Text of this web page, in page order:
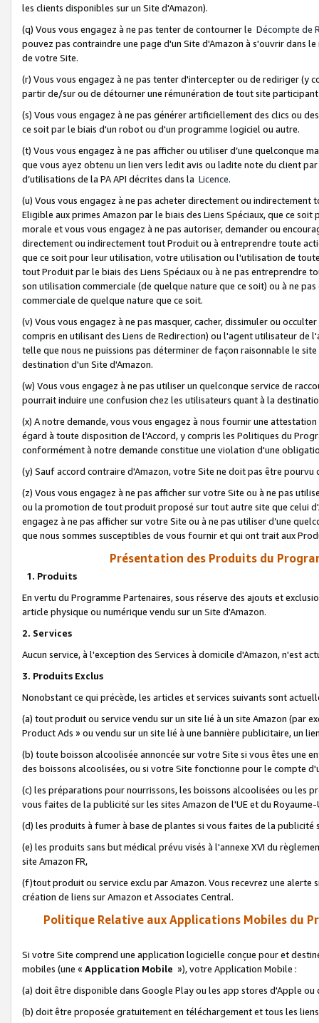
les clients disponibles sur un Site d'Amazon).
(q) Vous vous engagez à ne pas tenter de contourner le Décompte de
pouvez pas contraindre une page d'un Site d'Amazon à s'ouvrir dans
de votre Site.
(r) Vous vous engagez à ne pas tenter d'intercepter ou de rediriger
partir de/sur ou de détourner une rémunération de tout site
(s) Vous vous engagez à ne pas générer artificiellement des clics ou
ce soit par le biais d'un robot ou d'un programme logiciel ou autre.
(t) Vous vous engagez à ne pas afficher ou utiliser d’une quelconque
que vous ayez obtenu un lien vers ledit avis ou ladite note du client
d’utilisations de la PA API décrites dans la Licence.
(u) Vous vous engagez à ne pas acheter directement ou
Eligible aux primes Amazon par le biais des Liens Spéciaux, que ce
morale et vous vous engagez à ne pas autoriser, demander ou
directement ou indirectement tout Produit ou à entreprendre toute
que ce soit pour leur utilisation, votre utilisation ou l'utilisation de
tout Produit par le biais des Liens Spéciaux ou à ne pas entreprendre
son utilisation commerciale (de quelque nature que ce soit) ou à ne
commerciale de quelque nature que ce soit.
(v) Vous vous engagez à ne pas masquer, cacher, dissimuler ou
compris en utilisant des Liens de Redirection) ou l'agent utilisateur
telle que nous ne puissions pas déterminer de façon raisonnable le
destination d'un Site d'Amazon.
(w) Vous vous engagez à ne pas utiliser un quelconque service de
pourrait induire une confusion chez les utilisateurs quant à la
(x) A notre demande, vous vous engagez à nous fournir une
égard à toute disposition de l'Accord, y compris les Politiques du
conformément à notre demande constitue une violation d'une
(y) Sauf accord contraire d'Amazon, votre Site ne doit pas être
(z) Vous vous engagez à ne pas afficher sur votre Site ou à ne pas
ou la promotion de tout produit proposé sur tout autre site que celui
engagez à ne pas afficher sur votre Site ou à ne pas utiliser d’une
que nous sommes susceptibles de vous fournir et qui ont trait aux
Présentation des Produits du
1. Produits
En vertu du Programme Partenaires, sous réserve des ajouts et
article physique ou numérique vendu sur un Site d'Amazon.
2. Services
Aucun service, à l'exception des Services à domicile d'Amazon, n'est
3. Produits Exclus
Nonobstant ce qui précède, les articles et services suivants sont
(a) tout produit ou service vendu sur un site lié à un site Amazon (par
Product Ads » ou vendu sur un site lié à une bannière publicitaire, un
(b) toute boisson alcoolisée annoncée sur votre Site si vous êtes une
des boissons alcoolisées, ou si votre Site fonctionne pour le compte
(c) les préparations pour nourrissons, les boissons alcoolisées ou les
vous faites de la publicité sur les sites Amazon de l'UE et du Royaume-
(d) les produits à fumer à base de plantes si vous faites de la publicité
(e) les produits sans but médical prévu visés à l'annexe XVI du
site Amazon FR,
(f)tout produit ou service exclu par Amazon. Vous recevrez une alerte
création de liens sur Amazon et Associates Central.
Politique Relative aux Applications Mobiles du
Si votre Site comprend une application logicielle conçue pour et
mobiles (une « Application Mobile »), votre Application Mobile :
(a) doit être disponible dans Google Play ou les app stores d'Apple ou
(b) doit être proposée gratuitement en téléchargement et tous les